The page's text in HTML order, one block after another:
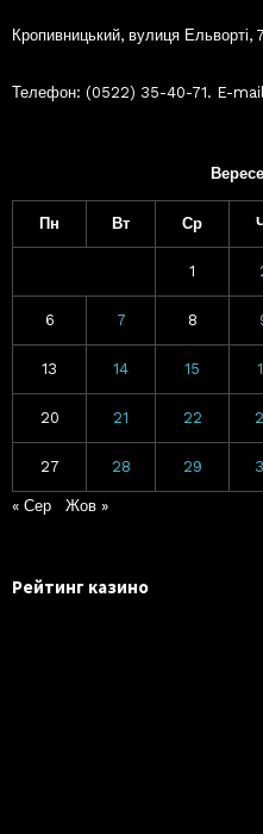
Кропивницький, вулиця Ельворті,
Телефон: (0522) 35-40-71. E-
Пн Вт Ср
1
6 7 8
13 14 15
20 21 22
27 28 29
« Сер Жов »
Рейтинг казино